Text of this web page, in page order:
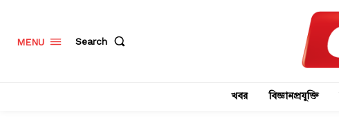
MENU Search
খবর বিজ্ঞানপ্রযুক্তি